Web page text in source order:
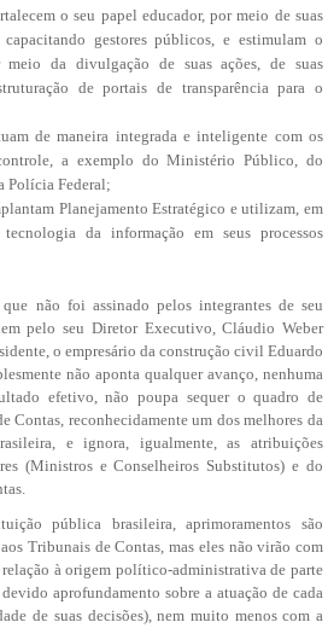
o seu papel educador, por meio de suas
gestores públicos, e estimulam o
da divulgação de suas ações, de suas
de portais de transparência para o
de maneira integrada e inteligente com os
a exemplo do Ministério Público, do
Polícia Federal;
Planejamento Estratégico e utilizam, em
tecnologia da informação em seus processos
não foi assinado pelos integrantes de seu
pelo seu Diretor Executivo, Cláudio Weber
o empresário da construção civil Eduardo
não aponta qualquer avanço, nenhuma
efetivo, não poupa sequer o quadro de
Contas, reconhecidamente um dos melhores da
e ignora, igualmente, as atribuições
(Ministros e Conselheiros Substitutos) e do
pública brasileira, aprimoramentos são
Tribunais de Contas, mas eles não virão com
à origem político-administrativa de parte
aprofundamento sobre a atuação de cada
de suas decisões), nem muito menos com a